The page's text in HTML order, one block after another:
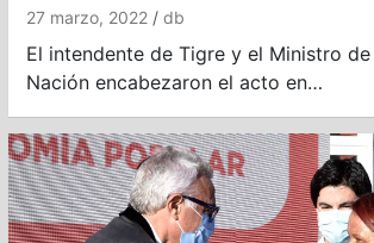
27 marzo, 2022 db
El intendente de Tigre y el Ministro
Nación encabezaron el acto en…